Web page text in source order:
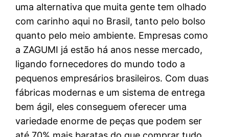
uma alternativa que muita gente tem olhado
com carinho aqui no Brasil, tanto pelo bolso
quanto pelo meio ambiente. Empresas como
a ZAGUMI já estão há anos nesse mercado,
ligando fornecedores do mundo todo a
pequenos empresários brasileiros. Com duas
fábricas modernas e um sistema de entrega
bem ágil, eles conseguem oferecer uma
variedade enorme de peças que podem ser